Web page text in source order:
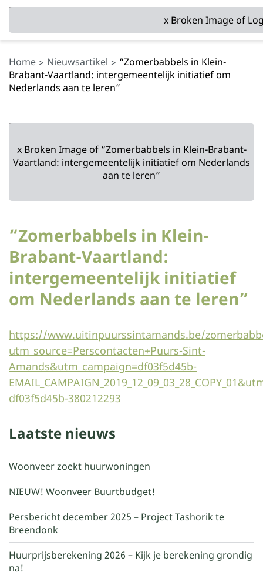
Home Nieuwsartikel
“Zomerbabbels in Klein-
Brabant-Vaartland: intergemeentelijk initiatief om
Nederlands aan te leren”
“Zomerbabbels in Klein-
Brabant-Vaartland:
intergemeentelijk initiatief
om Nederlands aan te leren”
https://www.uitinpuurssintamands.be/
utm_source=Perscontacten+Puurs-Sint-
Amands&utm_campaign=df03f5d45b-
df03f5d45b-380212293
Laatste nieuws
Woonveer zoekt huurwoningen
NIEUW! Woonveer Buurtbudget!
Persbericht december 2025 – Project Tashorik te
Breendonk
Huurprijsberekening 2026 – Kijk je berekening grondig
na!